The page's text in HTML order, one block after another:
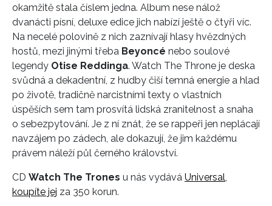
okamžitě stala číslem jedna. Album nese nálož
dvanácti písní, deluxe edice jich nabízí ještě o čtyři víc.
Na necelé polovině z nich zaznívají hlasy hvězdných
hostů, mezi jinými třeba Beyoncé nebo soulové
legendy Otise Reddinga. Watch The Throne je deska
svůdná a dekadentní, z hudby čiší temná energie a hlad
po životě, tradičně narcistními texty o vlastních
úspěších sem tam prosvítá lidská zranitelnost a snaha
o sebezpytování. Je z ní znát, že se rappeři jen neplácají
navzájem po zádech, ale dokazují, že jim každému
právem náleží půl černého království.
CD Watch The Trones u nás vydává Universal,
koupíte jej za 350 korun.